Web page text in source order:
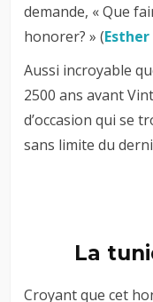
demande, « Que
honorer? » (Esther
Aussi incroyable
2500 ans avant
d’occasion qui se
sans limite du
La
Croyant que cet